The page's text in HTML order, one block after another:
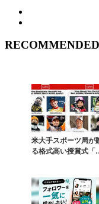
米大手スポーツ局が
る格式高い授賞式「E